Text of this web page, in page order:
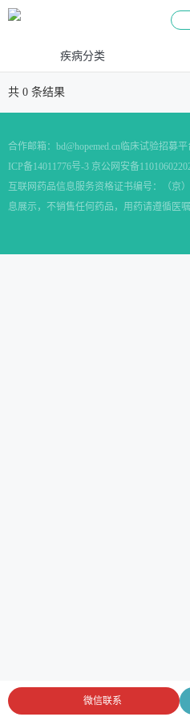
疾病分类
共 0 条结果
合作邮箱： bd@hopemed.cn临床试验招募平
ICP备14011776号-3 京公网安备
互联网药品信息服务资格证书编号：（京
息展示，不销售任何药品，用药请遵循医嘱
微信联系